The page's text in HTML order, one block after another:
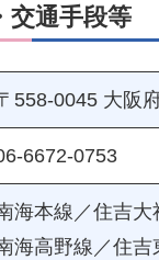
交通手段等
558-0045 大阪
6672-0753
海本線／住吉
海高野線／住